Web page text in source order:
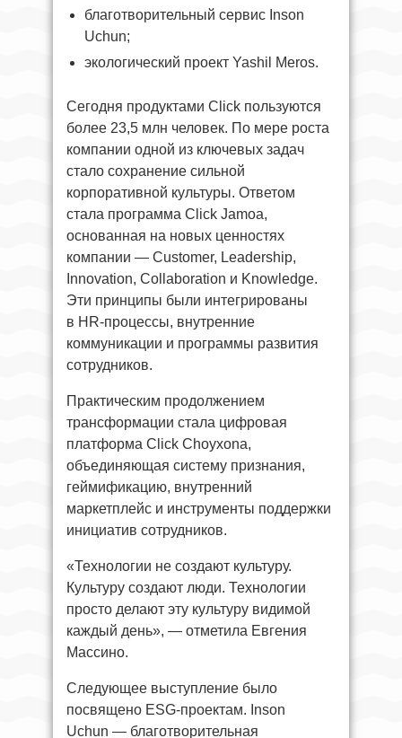
благотворительный сервис Inson
Uchun;
экологический проект Yashil Meros.
Сегодня продуктами Click пользуются
более 23,5 млн человек. По мере роста
компании одной из ключевых задач
стало сохранение сильной
корпоративной культуры. Ответом
стала программа Click Jamoa,
основанная на новых ценностях
компании — Customer, Leadership,
Innovation, Collaboration и Knowledge.
Эти принципы были интегрированы
в HR-процессы, внутренние
коммуникации и программы развития
сотрудников.
Практическим продолжением
трансформации стала цифровая
платформа Click Choyxona,
объединяющая систему признания,
геймификацию, внутренний
маркетплейс и инструменты поддержки
инициатив сотрудников.
«Технологии не создают культуру.
Культуру создают люди. Технологии
просто делают эту культуру видимой
каждый день», — отметила Евгения
Массино.
Следующее выступление было
посвящено ESG-проектам. Inson
Uchun — благотворительная